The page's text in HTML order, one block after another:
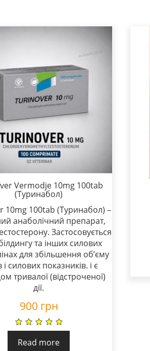
Vermodje 10mg 100tab
(Туринабол)
10mg 100tab (Туринабол) –
анаболічний препарат,
Застосовується
та інших силових
для збільшення об’єму
і силових показників. і є
тривалої (відстроченої)
дії.
900 грн
Read more